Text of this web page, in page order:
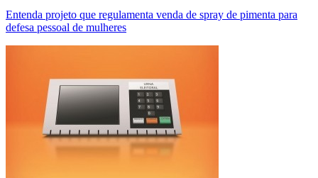
Entenda projeto que regulamenta venda de spray de pimenta para
defesa pessoal de mulheres